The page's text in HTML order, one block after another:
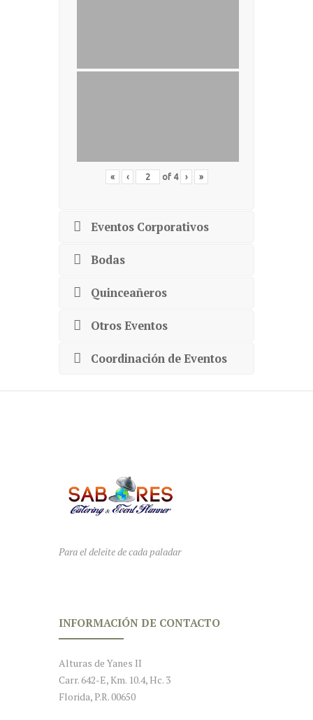
« ‹ of 4 › »
Eventos Corporativos
Bodas
Quinceañeros
Otros Eventos
Coordinación de Eventos
Para el deleite de cada paladar
INFORMACIÓN DE CONTACTO
Alturas de Yanes II
Carr. 642-E, Km. 10.4, Hc. 3
Florida, P.R. 00650